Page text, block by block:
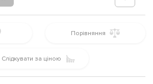
Порівняння
Слідкувати за ціною